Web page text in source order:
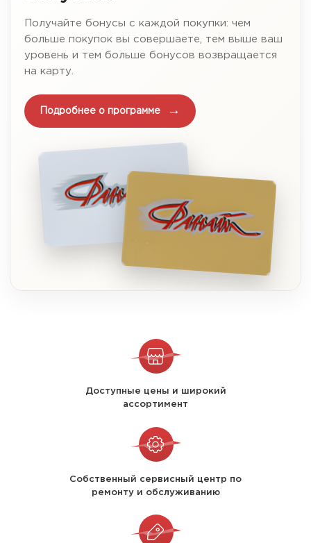
Получайте бонусы с каждой покупки: чем
больше покупок вы совершаете, тем выше ваш
уровень и тем больше бонусов возвращается
на карту.
Подробнее о программе
Доступные цены и широкий
ассортимент
Собственный сервисный центр по
ремонту и обслуживанию